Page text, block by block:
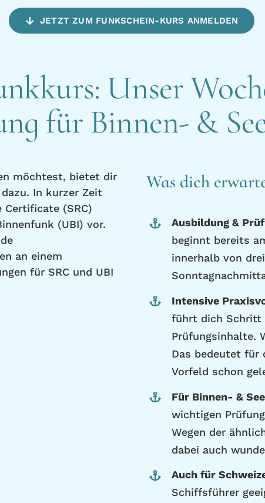
JETZT ZUM FUNKSCHEIN-KURS ANMELDEN
Unser
für Binnen- &
möchtest, bietet dir
In kurzer Zeit
(SRC)
(UBI) vor.
an einem
für SRC und UBI
Was dich
Ausbildung &
beginnt bereits
innerhalb von
Intensive
führt dich Schritt
Prüfungsinhalte.
Das bedeutet für
Vorfeld schon
Für Binnen- &
wichtigen
Wegen der
dabei auch
Auch für
Schiffsführer